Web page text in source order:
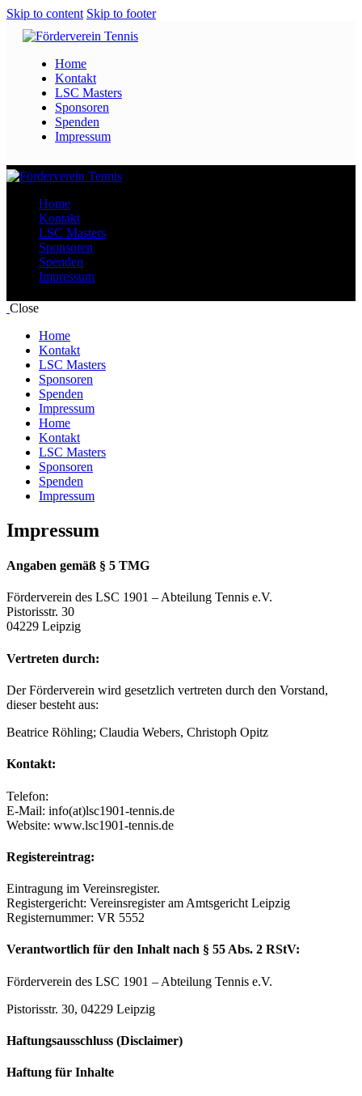
Skip to content Skip to footer
Home
Kontakt
LSC Masters
Sponsoren
Spenden
Impressum
Home
Kontakt
LSC Masters
Sponsoren
Spenden
Impressum
Close
Home
Kontakt
LSC Masters
Sponsoren
Spenden
Impressum
Home
Kontakt
LSC Masters
Sponsoren
Spenden
Impressum
Impressum
Angaben gemäß § 5 TMG
Förderverein des LSC 1901 – Abteilung Tennis e.V.
Pistorisstr. 30
04229 Leipzig
Vertreten durch:
Der Förderverein wird gesetzlich vertreten durch den Vorstand,
dieser besteht aus:
Beatrice Röhling; Claudia Webers, Christoph Opitz
Kontakt:
Telefon:
E-Mail: info(at)lsc1901-tennis.de
Website: www.lsc1901-tennis.de
Registereintrag:
Eintragung im Vereinsregister.
Registergericht: Vereinsregister am Amtsgericht Leipzig
Registernummer: VR 5552
Verantwortlich für den Inhalt nach § 55 Abs. 2 RStV:
Förderverein des LSC 1901 – Abteilung Tennis e.V.
Pistorisstr. 30, 04229 Leipzig
Haftungsausschluss (Disclaimer)
Haftung für Inhalte